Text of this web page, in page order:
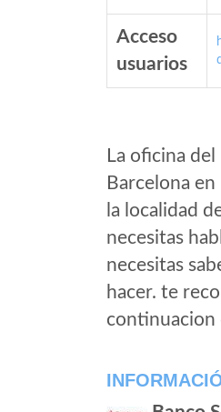
Acceso
usuarios
La oficina del
Barcelona
la localidad
necesitas
necesitas
hacer. te
continuacion